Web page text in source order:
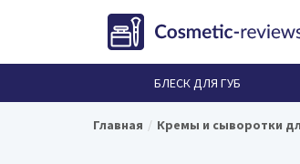
БЛЕСК ДЛЯ ГУБ
Главная Кремы и сыворотки